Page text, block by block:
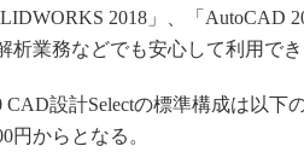
2018」、「AutoCAD
析業務などでも安心して利用でき
CAD設計Selectの標準構成は以下
円からとなる。